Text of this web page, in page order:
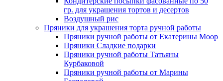
гр. для украшения тортов и десертов
Воздушный рис
Пряники для украшения торта ручной работы
Пряники ручной работы от Екатерины Моор
Пряники Сладкие подарки
Пряники ручной работы Татьяны
Курбаковой
Пряники ручной работы от Марины